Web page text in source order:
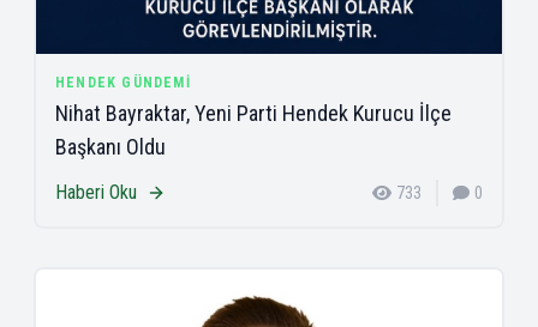
HENDEK GÜNDEMI
Nihat Bayraktar, Yeni Parti Hendek Kurucu İlçe
Başkanı Oldu
Haberi Oku 733 0